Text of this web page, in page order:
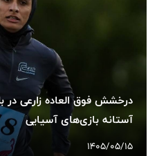
درخشش فوق العاده زارعی در
آستانه بازی‌های آسیایی
1405/05/15